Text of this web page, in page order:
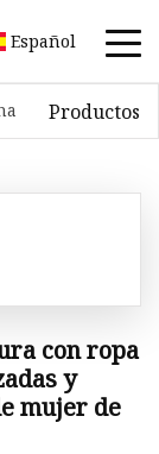
Español
Productos
con ropa
y
mujer de